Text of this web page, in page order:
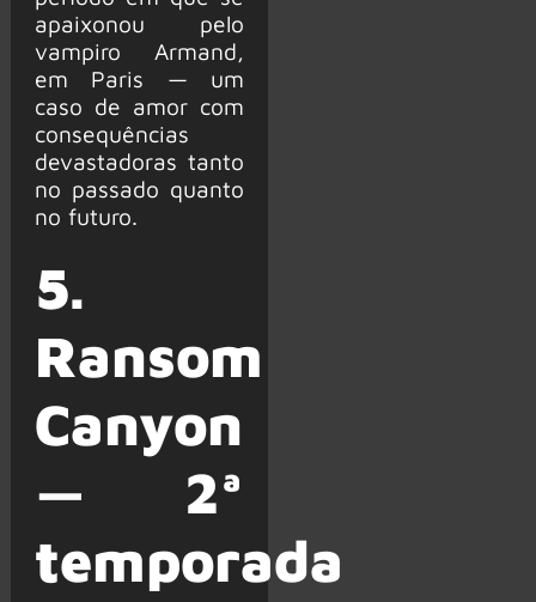
apaixonou pelo
vampiro Armand,
em Paris — um
caso de amor com
consequências
devastadoras tanto
no passado quanto
no futuro.
5.
Ransom
Canyon
— 2ª
temporada